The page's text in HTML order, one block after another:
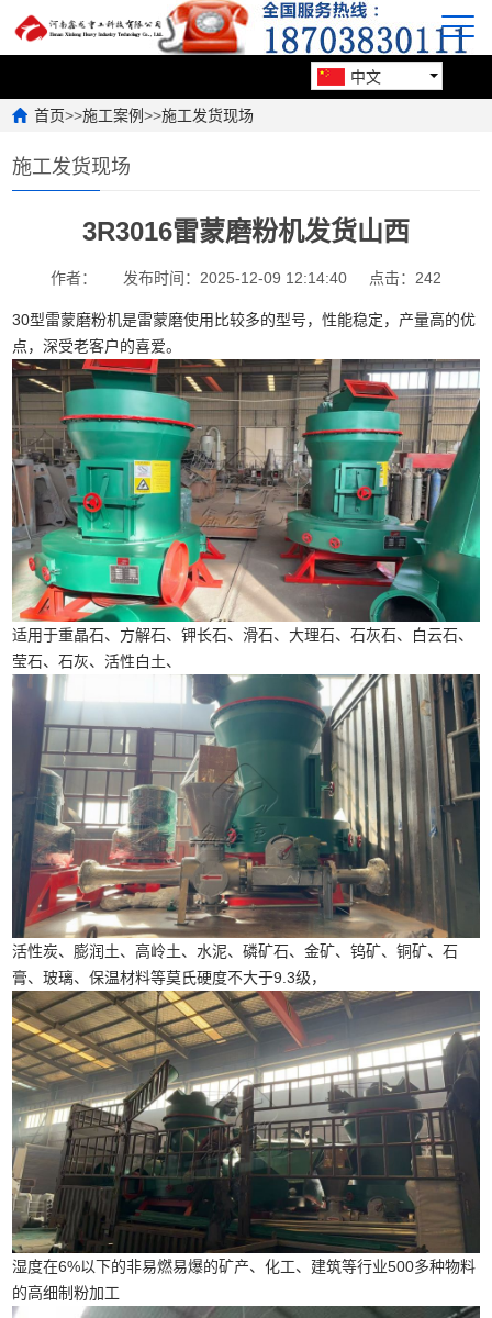
中文
首页>>施工案例>>施工发货现场
施工发货现场
3R3016雷蒙磨粉机发货山西
作者： 发布时间：2025-12-09 12:14:40 点击：242
30型雷蒙磨粉机是雷蒙磨使用比较多的型号，性能稳定，产量高的优
点，深受老客户的喜爱。
适用于重晶石、方解石、钾长石、滑石、大理石、石灰石、白云石、
莹石、石灰、活性白土、
活性炭、膨润土、高岭土、水泥、磷矿石、金矿、钨矿、铜矿、石
膏、玻璃、保温材料等莫氏硬度不大于9.3级，
湿度在6%以下的非易燃易爆的矿产、化工、建筑等行业500多种物料
的高细制粉加工